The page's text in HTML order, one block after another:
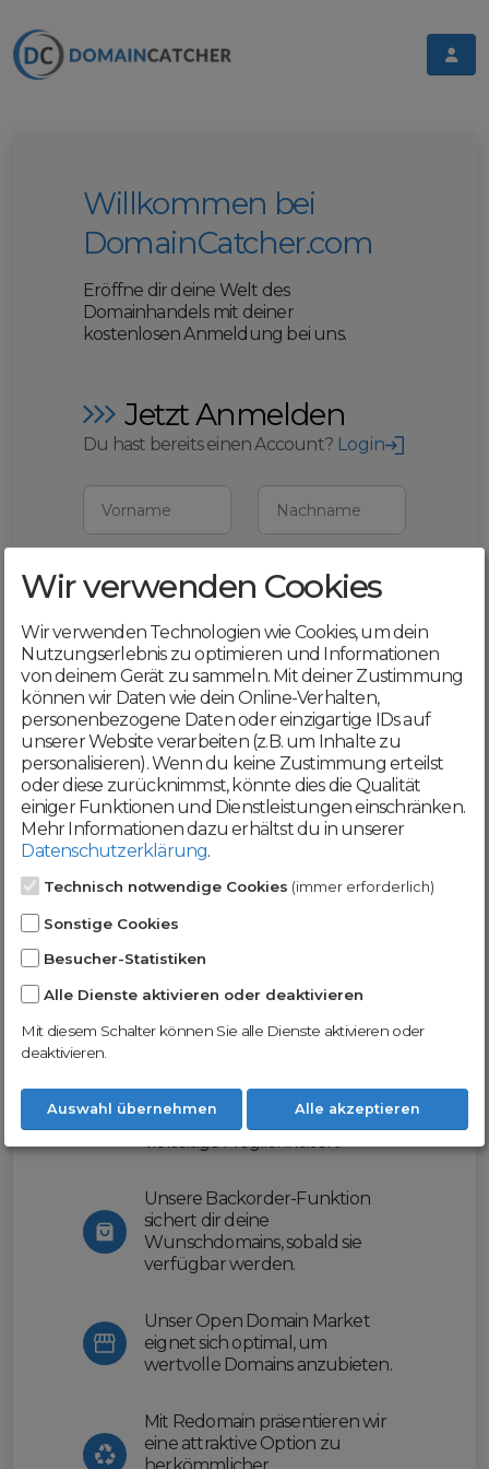
Willkommen bei
DomainCatcher.com
Eröffne dir deine Welt des
Domainhandels mit deiner
kostenlosen Anmeldung bei uns.
Jetzt Anmelden
Du hast bereits einen Account? Login
Vorname Nachname
E-Mail
Mit deiner Registrierung bestätigst du,
dass du dieAGBund
Datenschutzerklärung akzeptierst
Weiter
Werde jetzt Teil der
DomainCatcher-
Community!
Nutze unsere Erfahrung und profitiere
erleichtern wir dir den
Domainhandel und bieten dir
vielseitige Möglichkeiten.
Unsere Backorder-Funktion
sichert dir deine
Wunschdomains, sobald sie
verfügbar werden.
Unser Open Domain Market
eignet sich optimal, um
wertvolle Domains anzubieten.
Mit Redomain präsentieren wir
eine attraktive Option zu
Wir verwenden Cookies
Wir verwenden Technologien wie Cookies, um dein
Nutzungserlebnis zu optimieren und Informationen
von deinem Gerät zu sammeln. Mit deiner Zustimmung
können wir Daten wie dein Online-Verhalten,
personenbezogene Daten oder einzigartige IDs auf
unserer Website verarbeiten (z.B. um Inhalte zu
personalisieren). Wenn du keine Zustimmung erteilst
oder diese zurücknimmst, könnte dies die Qualität
einiger Funktionen und Dienstleistungen einschränken.
Mehr Informationen dazu erhältst du in unserer
Datenschutzerklärung.
Technisch notwendige Cookies (immer erforderlich)
Sonstige Cookies
Besucher-Statistiken
Alle Dienste aktivieren oder deaktivieren
Mit diesem Schalter können Sie alle Dienste aktivieren oder
deaktivieren.
Auswahl übernehmen Alle akzeptieren